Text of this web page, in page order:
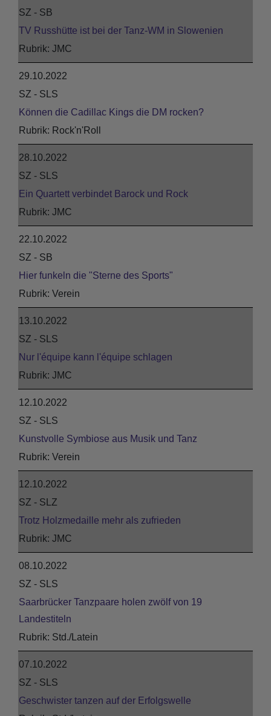
SZ - SB
TV Russhütte ist bei der Tanz-WM in Slowenien
JMC
29.10.2022
SZ - SLS
Können die Cadillac Kings die DM rocken?
Rock'n'Roll
28.10.2022
SZ - SLS
Ein Quartett verbindet Barock und Rock
JMC
22.10.2022
SZ - SB
Hier funkeln die "Sterne des Sports"
Verein
13.10.2022
SZ - SLS
Nur l'équipe kann l'équipe schlagen
JMC
12.10.2022
SZ - SLS
Kunstvolle Symbiose aus Musik und Tanz
Verein
12.10.2022
SZ - SLZ
Trotz Holzmedaille mehr als zufrieden
JMC
08.10.2022
SZ - SLS
Saarbrücker Tanzpaare holen zwölf von 19
Landestiteln
Std./Latein
07.10.2022
SZ - SLS
Geschwister tanzen auf der Erfolgswelle